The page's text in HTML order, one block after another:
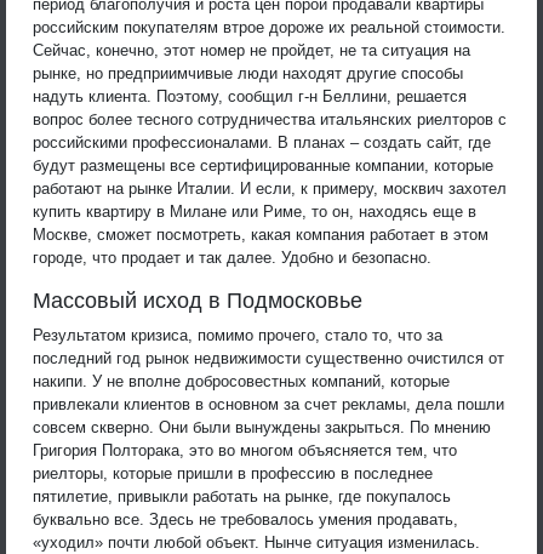
период благополучия и роста цен порой продавали квартиры
российским покупателям втрое дороже их реальной стоимости.
Сейчас, конечно, этот номер не пройдет, не та ситуация на
рынке, но предприимчивые люди находят другие способы
надуть клиента. Поэтому, сообщил г-н Беллини, решается
вопрос более тесного сотрудничества итальянских риелторов с
российскими профессионалами. В планах – создать сайт, где
будут размещены все сертифицированные компании, которые
работают на рынке Италии. И если, к примеру, москвич захотел
купить квартиру в Милане или Риме, то он, находясь еще в
Москве, сможет посмотреть, какая компания работает в этом
городе, что продает и так далее. Удобно и безопасно.
Массовый исход в Подмосковье
Результатом кризиса, помимо прочего, стало то, что за
последний год рынок недвижимости существенно очистился от
накипи. У не вполне добросовестных компаний, которые
привлекали клиентов в основном за счет рекламы, дела пошли
совсем скверно. Они были вынуждены закрыться. По мнению
Григория Полторака, это во многом объясняется тем, что
риелторы, которые пришли в профессию в последнее
пятилетие, привыкли работать на рынке, где покупалось
буквально все. Здесь не требовалось умения продавать,
«уходил» почти любой объект. Нынче ситуация изменилась.